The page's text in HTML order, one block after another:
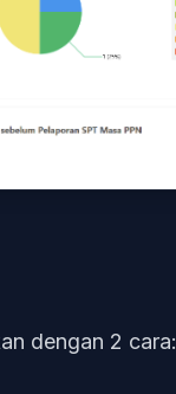
dengan 2 cara: